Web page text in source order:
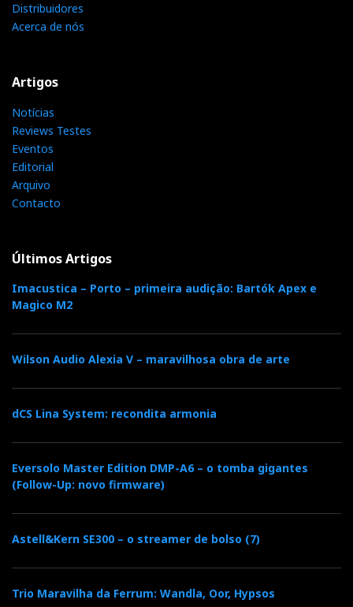
Distribuidores
Acerca de nós
Artigos
Notícias
Reviews Testes
Eventos
Editorial
Arquivo
Contacto
Últimos Artigos
Imacustica – Porto – primeira audição: Bartók Apex e
Magico M2
Wilson Audio Alexia V – maravilhosa obra de arte
dCS Lina System: recondita armonia
Eversolo Master Edition DMP-A6 – o tomba gigantes
(Follow-Up: novo firmware)
Astell&Kern SE300 – o streamer de bolso (7)
Trio Maravilha da Ferrum: Wandla, Oor, Hypsos